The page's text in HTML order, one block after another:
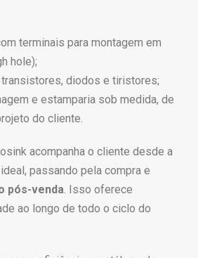
terminais para montagem em
hole);
transistores, diodos e tiristores;
e estamparia sob medida, de
do cliente.
acompanha o cliente desde a
passando pela compra e
pós-venda. Isso oferece
ao longo de todo o ciclo do